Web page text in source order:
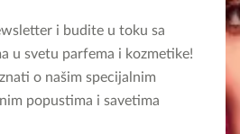
i budite u toku sa
u svetu parfema i kozmetike!
o našim specijalnim
popustima i savetima